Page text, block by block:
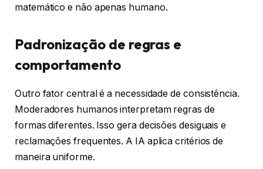
matemático e não apenas humano.
Padronização de regras e
comportamento
Outro fator central é a necessidade de consistência.
Moderadores humanos interpretam regras de
formas diferentes. Isso gera decisões desiguais e
reclamações frequentes. A IA aplica critérios de
maneira uniforme.